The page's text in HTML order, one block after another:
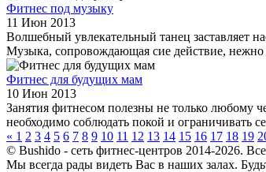
Фитнес под музыку
11 Июн 2013
Волшебный увлекательный танец заставляет
Музыка, сопровождающая сие действие, нежно
Фитнес для будущих мам
10 Июн 2013
Занятия фитнесом полезны не только любому
необходимо соблюдать покой и ограничивать
« 1 2 3 4 5 6 7 8 9 10 11 12 13 14 15 16 17 18 19
© Bushido - сеть фитнес-центров 2014-2026.
Мы всегда рады видеть Вас в наших залах.